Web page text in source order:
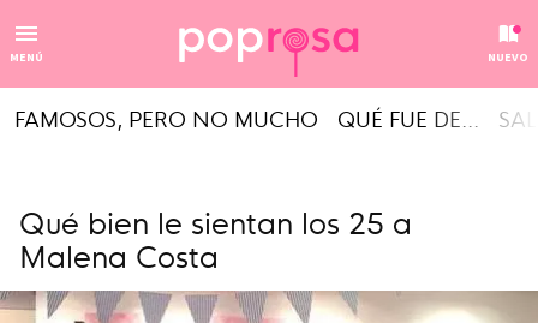
MENÚ NUEVO
FAMOSOS, PERO NO MUCHO QUÉ FUE DE...
Qué bien le sientan los 25 a
Malena Costa